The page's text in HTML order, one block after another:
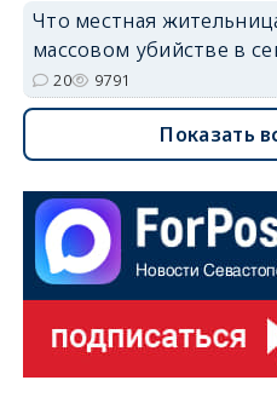
Что местная
массовом убийстве в
20 9791
Показать